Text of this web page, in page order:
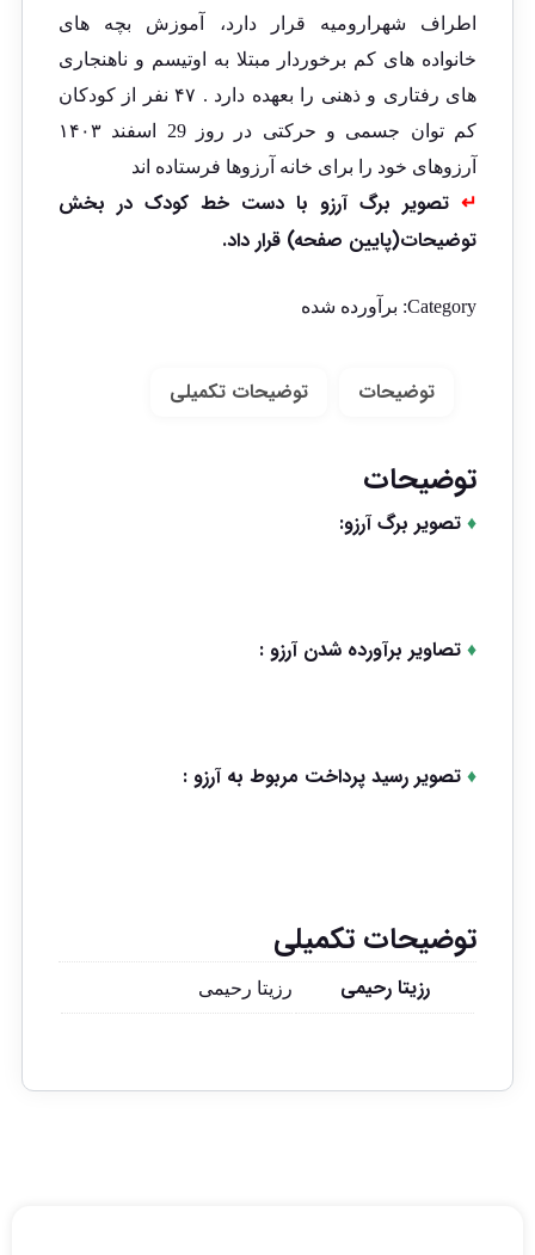
اطراف شهرارومیه قرار دارد، آموزش بچه های
خانواده های کم برخوردار مبتلا به اوتیسم و ناهنجاری
های رفتاری و ذهنی را بعهده دارد . ۴۷ نفر از کودکان
کم توان جسمی و حرکتی در روز 29 اسفند ۱۴۰۳
آرزوهای خود را برای خانه آرزوها فرستاده اند
↵تصویر برگ آرزو با دست خط کودک در بخش
توضیحات(پایین صفحه) قرار داد.
Category: برآورده شده
توضیحات توضیحات تکمیلی
توضیحات
♦تصویر برگ آرزو:
♦تصاویر برآورده شدن آرزو :
♦تصویر رسید پرداخت مربوط به آرزو :
توضیحات تکمیلی
رزیتا رحیمی رزیتا رحیمی